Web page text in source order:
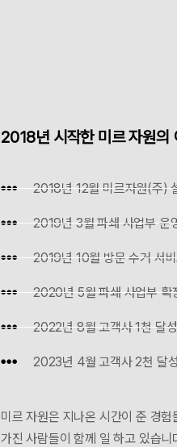
2018년 시작한 미르 자원의
2018년 12월 미르자원(주)
2019년 3월 파쇄 사업부 운
2019년 10월 방문 수거 서
2020년 5월 파쇄 사업부 확
2022년 8월 고객사 1천 달성
2023년 4월 고객사 2천 달성
미르 자원은 지나온 시간이 준 경
가진 사람들이 함께 일 하고 있습니